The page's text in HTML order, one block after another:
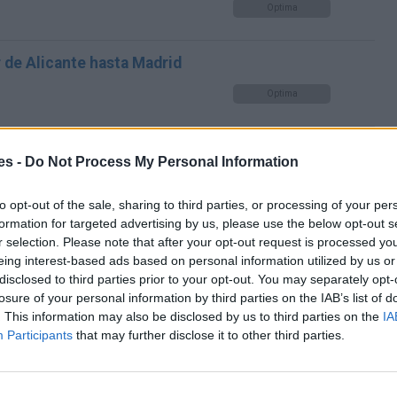
- Do Not Process My Personal Information
opt-out of the sale, sharing to third parties, or processing of your
for targeted advertising by us, please use the below opt-out
selection. Please note that after your opt-out request is processed
interest-based ads based on personal information utilized by us
to third parties prior to your opt-out. You may separately
of your personal information by third parties on the IAB’s list of
This information may also be disclosed by us to third parties on the
Participants that may further disclose it to other third parties.
Optima
de Alicante hasta Madrid
Optima
de Alicante hasta Madrid Optima
de Alicante hasta Madrid
Optima